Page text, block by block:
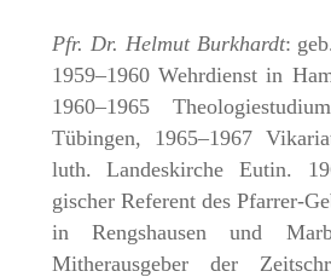
Pfr. Dr. Helmut Burkhardt:
1959–1960 Wehrdienst in
1960–1965
Tübingen, 1965–1967
luth. Landeskirche Eutin.
gischer Referent des Pfarrer-
in Rengshausen und
Mitherausgeber der